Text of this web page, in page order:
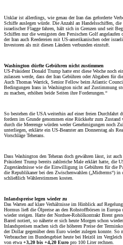
Unklar ist allerdings, wie genau der Iran das geforderte
Schiffe auslegen würde. Die Anzahl an Handelsschiffen,
israelischer Flagge fahren, hält sich in Grenzen und seit
Schiffen nur die wenigsten den Persischen Golf angelaufen
der Iran auch Reedereien mit US-amerikanischen oder
Investoren als mit diesen Ländern verbunden einstuft.
Washington dürfte Gebühren nicht zustimmen
US-Präsident Donald Trump hatte erst diese Woche noch
zulassen werde, dass der Iran Gebühren oder Abgaben für
Auch Thomas Warrick, Senior Fellow beim Atlantic
Bedingungen Irans in Washington nicht auf Zustimmung
zu machen, erhöhen beide Seiten ihre Forderungen.“
So bestehen die USA weiterhin auf einer freien Durchfahrt
fordern im Grunde genommen eine Rückkehr zum Zustand
durch die Meerenge würden weder Genehmigungen noch
unterliegen, erklärte ein US-Beamter am Donnerstag als
Vorschläge Teherans.
Dass Washington den Teheran doch gewähren lässt, ist
Präsident Trump bereits zahlreiche Male erklärt hatte, die
Zugeständnisse wie die Einwilligung in Gebühren für die
die Republikaner bei den Zwischenwahlen („Midterms“)
schließlich Wählerstimmen kosten.
Inlandspreise legen wieder zu
Das Warten auf klare Verhältnisse im Hinblick auf
Hormus ließ die Ölpreise an den Rohstoffbörsen in Europa
wieder steigen. Hatte der Nordsee-Rohölkontrakt Brent
Barrel notiert, so näherte er sich heute Morgen schon
Inlandspreisen machen sich die höheren Preise der
der Dollar gegenüber dem Euro wieder zulegen konnte. So
Verbraucher im Bundesgebiet heute bei Heizöl im
von etwa +3,20 bis +4,20 Euro pro 100 Liter rechnen.